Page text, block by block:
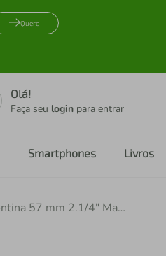
Quero
Olá!
Faça seu login para entrar
Smartphones Livros
Serra Copo Bi-Metálica Tramontina 57 mm 2.1/4" Master Dentes de Aço Rápido HSS